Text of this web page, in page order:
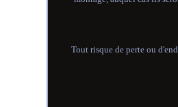
Tout risque de perte ou